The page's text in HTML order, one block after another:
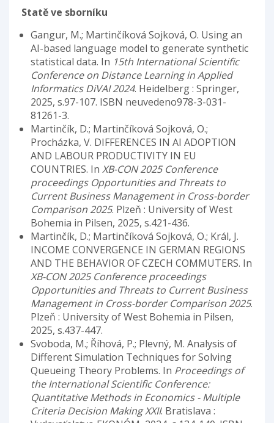
Statě ve sborníku
Gangur, M.; Martinčíková Sojková, O. Using an
AI-based language model to generate synthetic
statistical data. In 15th International Scientific
Conference on Distance Learning in Applied
Informatics DiVAI 2024. Heidelberg : Springer,
2025, s.97-107. ISBN neuvedeno978-3-031-
81261-3.
Martinčík, D.; Martinčíková Sojková, O.;
Procházka, V. DIFFERENCES IN AI ADOPTION
AND LABOUR PRODUCTIVITY IN EU
COUNTRIES. In XB-CON 2025 Conference
proceedings Opportunities and Threats to
Current Business Management in Cross-border
Comparison 2025. Plzeň : University of West
Bohemia in Pilsen, 2025, s.421-436.
Martinčík, D.; Martinčíková Sojková, O.; Král, J.
INCOME CONVERGENCE IN GERMAN REGIONS
AND THE BEHAVIOR OF CZECH COMMUTERS. In
XB-CON 2025 Conference proceedings
Opportunities and Threats to Current Business
Management in Cross-border Comparison 2025.
Plzeň : University of West Bohemia in Pilsen,
2025, s.437-447.
Svoboda, M.; Říhová, P.; Plevný, M. Analysis of
Different Simulation Techniques for Solving
Queueing Theory Problems. In Proceedings of
the International Scientific Conference:
Quantitative Methods in Economics - Multiple
Criteria Decision Making XXII. Bratislava :